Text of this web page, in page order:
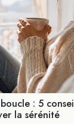
: 5
la sérénité